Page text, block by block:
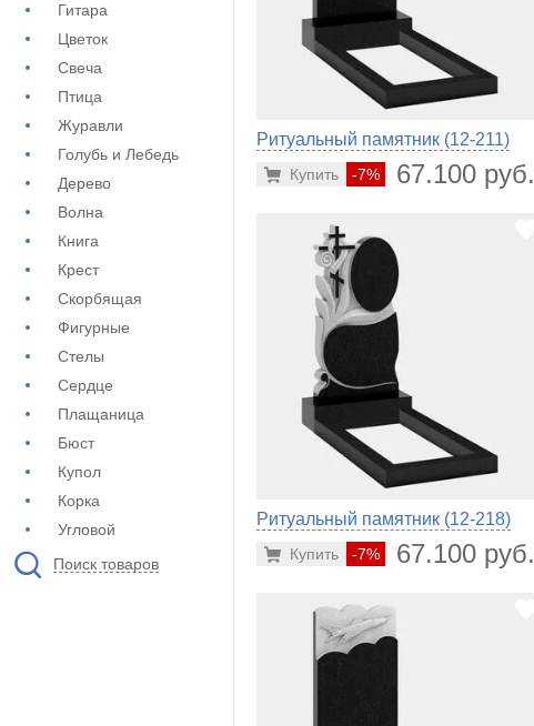
Гитара
Цветок
Свеча
Птица
Журавли
Голубь и Лебедь
Дерево
Волна
Книга
Крест
Скорбящая
Фигурные
Стелы
Сердце
Плащаница
Бюст
Купол
Корка
Угловой
Поиск товаров
Ритуальный памятник (12-211)
-7% 67.100 руб.
Купить
Ритуальный памятник (12-218)
-7% 67.100 руб.
Купить